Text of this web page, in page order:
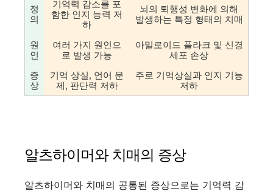
정
의
기억력 감소를 포
함한 인지 능력 저
하
뇌의 퇴행성 변화에 의해
발생하는 특정 형태의 치매
원
인
여러 가지 원인으
로 발생 가능
아밀로이드 플라크 및 신경
세포 손상
증
상
기억 상실, 언어 문
제, 판단력 저하
주로 기억상실과 인지 기능
저하
알츠하이머와 치매의 증상
알츠하이머와 치매의 공통된 증상으로는 기억력 감